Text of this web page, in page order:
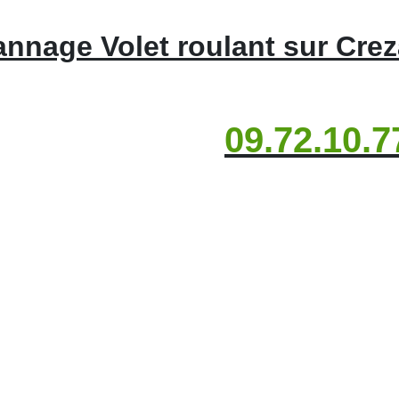
Volet roulant sur